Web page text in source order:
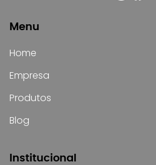
Menu
Home
Empresa
Produtos
Blog
Institucional